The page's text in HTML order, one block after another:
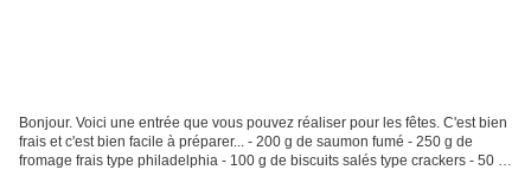
Bonjour. Voici une entrée que vous pouvez réaliser pour les fêtes. C'est bien
frais et c'est bien facile à préparer... - 200 g de saumon fumé - 250 g de
fromage frais type philadelphia - 100 g de biscuits salés type crackers - 50 g